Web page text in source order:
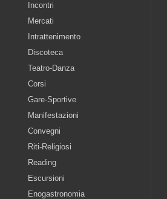
Incontri
Mercati
Intrattenimento
Discoteca
Teatro-Danza
Corsi
Gare-Sportive
Manifestazioni
Convegni
Riti-Religiosi
Reading
Escursioni
Enogastronomia